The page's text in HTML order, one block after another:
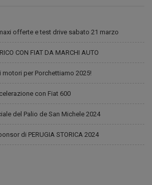
offerte e test drive sabato 21 marzo
CON FIAT DA MARCHI AUTO
per Porchettiamo 2025!
con Fiat 600
del Palio de San Michele 2024
di PERUGIA STORICA 2024